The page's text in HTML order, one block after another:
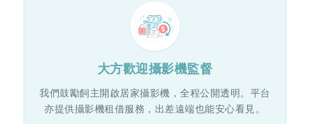
大方歡迎攝影機監督
我們鼓勵飼主開啟居家攝影機，全程公開透明。平台
亦提供攝影機租借服務，出差遠端也能安心看見。